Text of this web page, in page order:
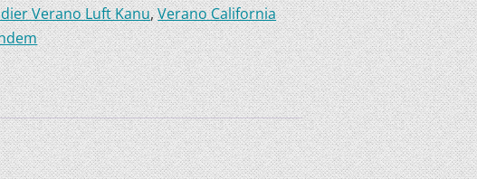
Verano Luft Kanu,Verano California